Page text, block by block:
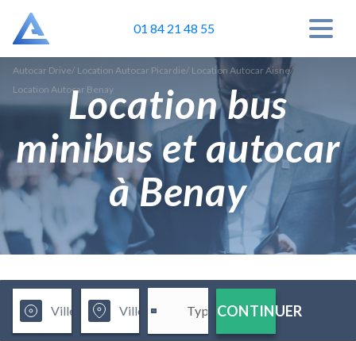
01 84 21 48 55
Autocar Drive/ Location Autocar Picardie/ Location Autocar Aisne/
Location Autocar BenayLocation bus
minibus et autocar
à Benay
CONTINUER